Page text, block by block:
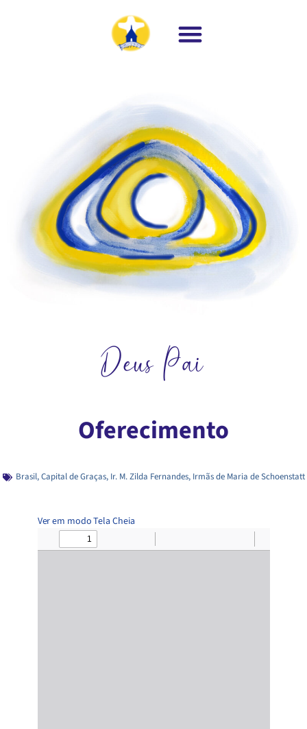
Deus Pai
Oferecimento
Brasil,Capital de Graças, Ir. M. Zilda Fernandes, Irmãs de Maria de Schoenstatt
Ver em modo Tela Cheia